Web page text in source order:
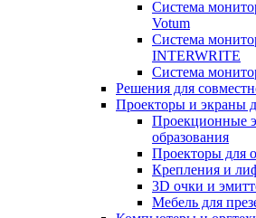
Система
Votum
Система
INTERWRITE
Система
Решения для
Проекторы и экраны
Проекционные
образования
Проекторы для
Крепления и
3D очки и
Мебель для